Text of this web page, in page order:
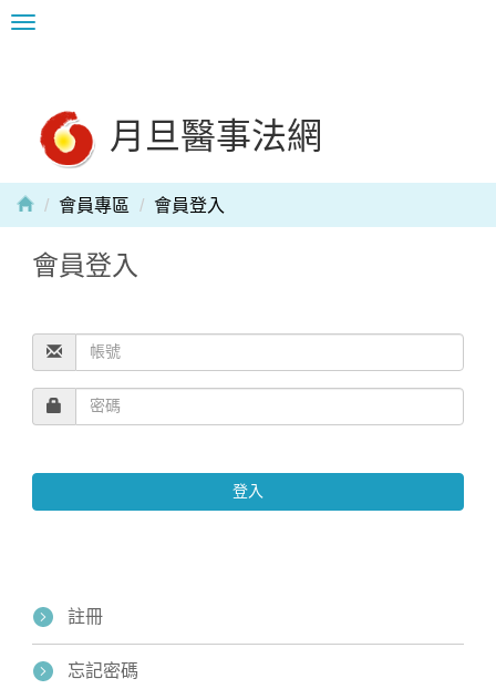
Toggle
月旦醫事法網
會員專區 會員登入
會員登入
登入
註冊
忘記密碼